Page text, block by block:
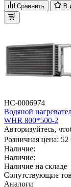
Сравнить В
НС-0006974
Водяной
WHR 800*500-2
Авторизуйтесь,
Розничная цена: 52
Наличие:
Наличие:
Наличие на складе
Сопутствующие
Аналоги